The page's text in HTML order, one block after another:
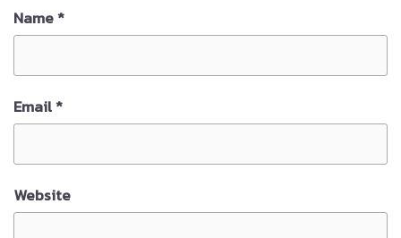
Name*
Email*
Website